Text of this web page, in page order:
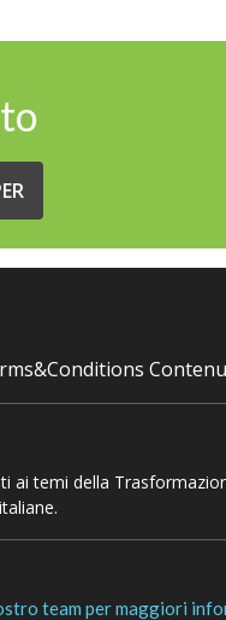
temi della
team per maggiori